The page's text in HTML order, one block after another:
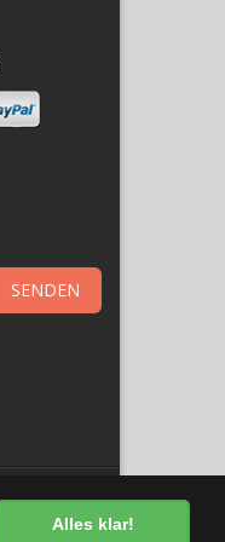
Alles klar!
SENDEN